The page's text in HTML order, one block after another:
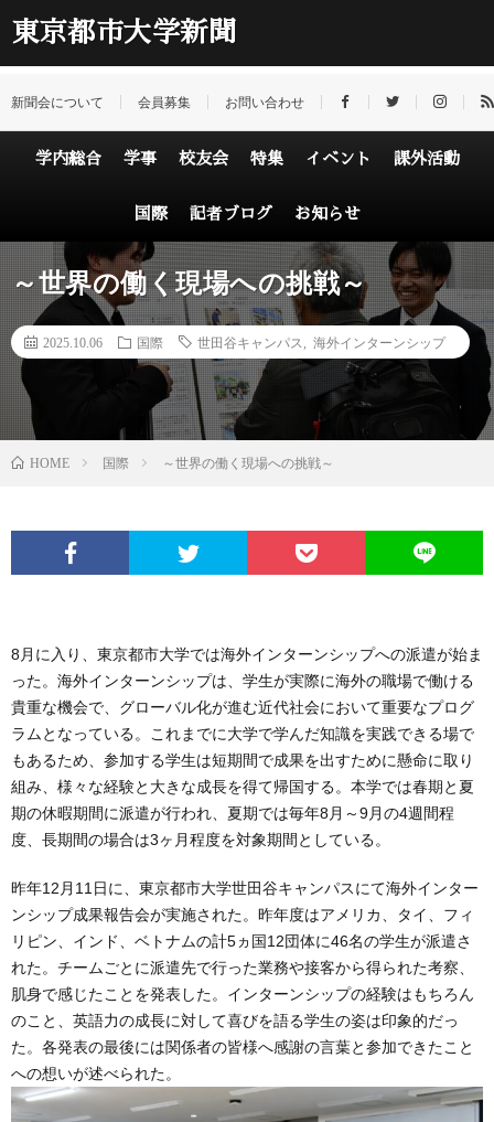
東京都市大学新聞
新聞会について 会員募集 お問い合わせ
学内総合 学事 校友会 特集 イベント 課外活動
国際 記者ブログ お知らせ
～世界の働く現場への挑戦～
2025.10.06 国際 世田谷キャンパス 海外インターンシップ
HOME 国際 ～世界の働く現場への挑戦～
8月に入り、東京都市大学では海外インターンシップへの派遣が始ま
った。海外インターンシップは、学生が実際に海外の職場で働ける
貴重な機会で、グローバル化が進む近代社会において重要なプログ
ラムとなっている。これまでに大学で学んだ知識を実践できる場で
もあるため、参加する学生は短期間で成果を出すために懸命に取り
組み、様々な経験と大きな成長を得て帰国する。本学では春期と夏
期の休暇期間に派遣が行われ、夏期では毎年8月～9月の4週間程
度、長期間の場合は3ヶ月程度を対象期間としている。
昨年12月11日に、東京都市大学世田谷キャンパスにて海外インター
ンシップ成果報告会が実施された。昨年度はアメリカ、タイ、フィ
リピン、インド、ベトナムの計5ヵ国12団体に46名の学生が派遣さ
れた。チームごとに派遣先で行った業務や接客から得られた考察、
肌身で感じたことを発表した。インターンシップの経験はもちろん
のこと、英語力の成長に対して喜びを語る学生の姿は印象的だっ
た。各発表の最後には関係者の皆様へ感謝の言葉と参加できたこと
への想いが述べられた。